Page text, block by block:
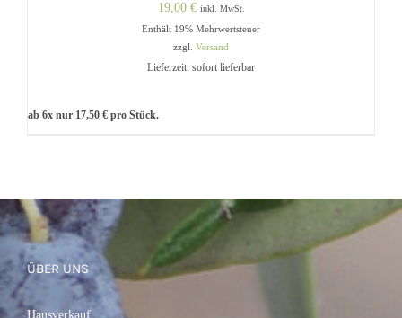
IN DEN WARENKORB
/
DETAILS
19,00 € inkl. MwSt.
Enthält 19% Mehrwertsteuer
zzgl. Versand
Lieferzeit: sofort lieferbar
ab 6x nur 17,50 € pro Stück.
ÜBER UNS
Hausverkauf